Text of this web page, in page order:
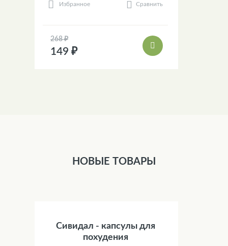
Избранное Сравнить
268 ₽
149 ₽
НОВЫЕ ТОВАРЫ
Сивидал - капсулы для
похудения